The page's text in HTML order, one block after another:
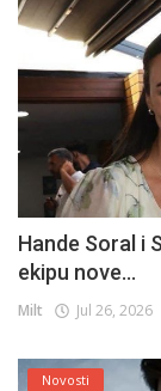
Hande Soral i
ekipu nove...
Milt Jul 26, 2026
Novosti